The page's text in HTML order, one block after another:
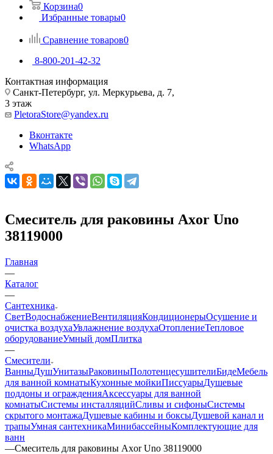
Корзина0
Избранные товары0
Сравнение товаров0
8-800-201-42-32
Контактная информация
Санкт-Петербург, ул. Меркурьева, д. 7,
3 этаж
PletoraStore@yandex.ru
Вконтакте
WhatsApp
Смеситель для раковины Axor Uno
38119000
Главная
—
Каталог
—
Сантехника
СветВодоснабжениеВентиляцияКондиционерыОсушение и
очистка воздухаУвлажнение воздухаОтоплениеТепловое
оборудованиеУмный домПлитка
—
Смесители
ВанныДушУнитазыРаковиныПолотенцесушителиБидеМебель
для ванной комнатыКухонные мойкиПиссуарыДушевые
поддоны и огражденияАксессуары для ванной
комнатыСистемы инсталляцийСливы и сифоныСистемы
скрытого монтажаДушевые кабины и боксыДушевой канал и
трапыУмная сантехникаМинибассейныКомплектующие для
ванн
—Смеситель для раковины Axor Uno 38119000